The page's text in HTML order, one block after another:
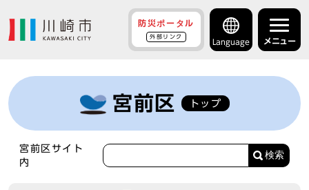
防災ポータル
外部リンク
Language メニュー
宮前区 トップ
宮前区サイト
内
検索